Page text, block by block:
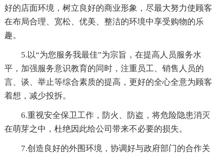
好的店面环境，树立良好的商业形象，尽最大努力使顾客
在布局合理、宽松、优美、整洁的环境中享受购物的乐
趣。
5.以“为您服务我最佳”为宗旨，在提高人员服务水
平，加强服务意识教育的同时，注重员工、销售人员的
言、谈、举止等综合素质的提高，更好的全心全意为顾客
着想，减少投拆。
6.重视安全保卫工作，防火、防盗，将危险隐患消灭
在萌芽之中，杜绝因此给公司带来不必要的损失。
7.创造良好的外围环境，协调好与政府部门的合作关